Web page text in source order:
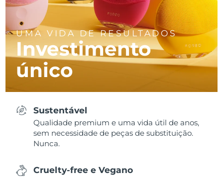
UMA VIDA DE RESULTADOS
Investimento
único
Sustentável
Qualidade premium e uma vida útil de anos,
sem necessidade de peças de substituição.
Nunca.
Cruelty-free e Vegano